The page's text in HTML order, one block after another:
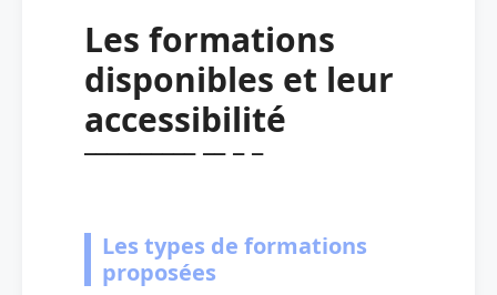
Les formations
disponibles et leur
accessibilité
Les types de formations
proposées